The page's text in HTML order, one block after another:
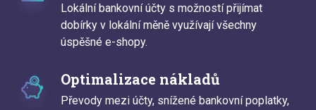
Lokální bankovní účty s možností přijímat
dobírky v lokální měně využívají všechny
úspěšné e-shopy.
Optimalizace nákladů
Převody mezi účty, snížené bankovní poplatky,